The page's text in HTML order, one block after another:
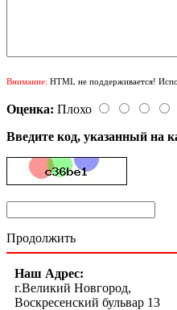
Внимание: HTML не поддерживается!
Оценка: Плохо
Введите код, указанный на
Продолжить
Наш Адрес:
г.Великий Новгород,
Воскресенский бульвар 13